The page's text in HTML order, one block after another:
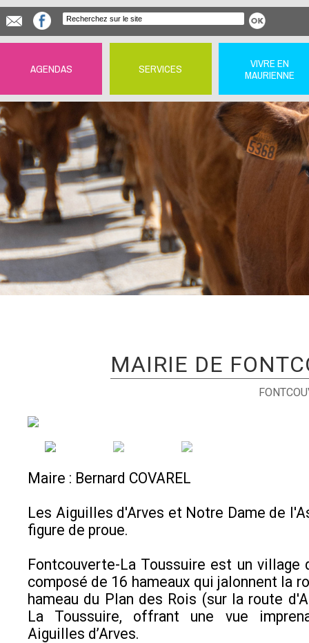
AGENDAS SERVICES
VIVRE EN
MAURIENNE
MAIRIE DE
Maire : Bernard COVAREL
Les Aiguilles d'Arves et Notre Dame de
figure de proue.
Fontcouverte-La Toussuire est un village
composé de 16 hameaux qui jalonnent la
hameau du Plan des Rois (sur la route
La Toussuire, offrant une vue
Aiguilles d’Arves.